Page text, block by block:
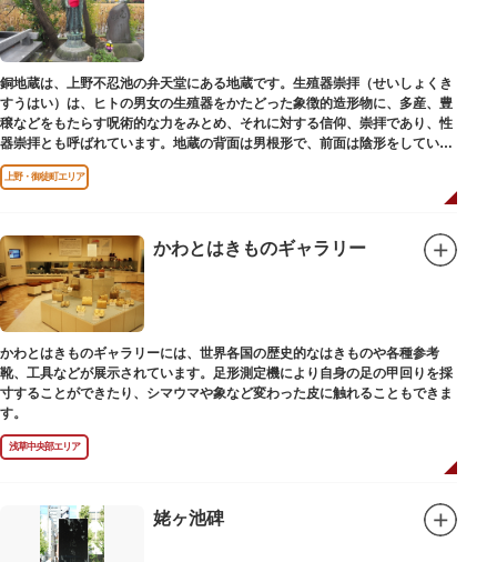
銅地蔵は、上野不忍池の弁天堂にある地蔵です。生殖器崇拝（せいしょくき
すうはい）は、ヒトの男女の生殖器をかたどった象徴的造形物に、多産、豊
穣などをもたらす呪術的な力をみとめ、それに対する信仰、崇拝であり、性
器崇拝とも呼ばれています。地蔵の背面は男根形で、前面は陰形をしていま
す。
上野・御徒町エリア
かわとはきものギャラリー
かわとはきものギャラリーには、世界各国の歴史的なはきものや各種参考
靴、工具などが展示されています。足形測定機により自身の足の甲回りを採
寸することができたり、シマウマや象など変わった皮に触れることもできま
す。
浅草中央部エリア
姥ヶ池碑